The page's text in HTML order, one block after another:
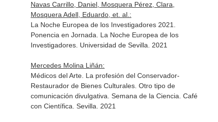
Navas Carrillo, Daniel, Mosquera Pérez, Clara,
Mosquera Adell, Eduardo, et. al.:
La Noche Europea de los Investigadores 2021.
Ponencia en Jornada. La Noche Europea de los
Investigadores. Universidad de Sevilla. 2021
Mercedes Molina Liñán:
Médicos del Arte. La profesión del Conservador-
Restaurador de Bienes Culturales. Otro tipo de
comunicación divulgativa. Semana de la Ciencia. Café
con Científica. Sevilla. 2021